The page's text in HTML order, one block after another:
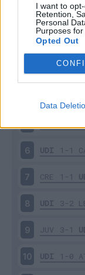
I want to
Retention,
Personal
Purposes for
Opted Out
Data
UDI 1-1
INT 1-2
3
6 UDI 1-1
7 CRE 1-1
8 UDI 3-2
9 JUV 3-1
10 UDI 1-0